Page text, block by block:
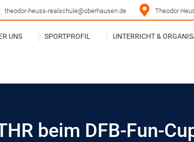
theodor-heuss-realschule@oberhausen.de Theodor
UNS SPORTPROFIL UNTERRICHT &
beim DFB-Fun-
UNS SPORTPROFIL UNTERRICHT &